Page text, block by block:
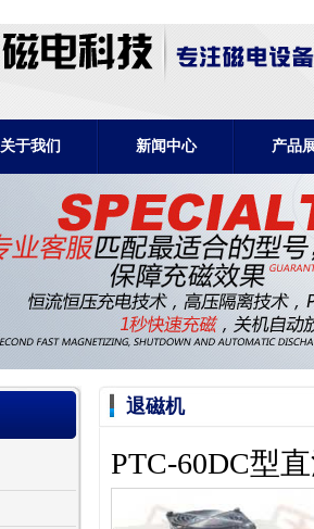
关于我们 新闻中心 产品
退磁机
PTC-60DC型